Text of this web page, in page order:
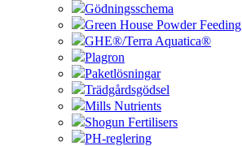
Gödningsschema
Green House Powder Feeding
GHE®/Terra Aquatica®
Plagron
Paketlösningar
Trädgårdsgödsel
Mills Nutrients
Shogun Fertilisers
PH-reglering